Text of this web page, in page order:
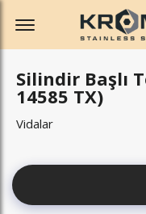
Offcanvas Menu
Silindir Başlı
14585 TX)
Vidalar